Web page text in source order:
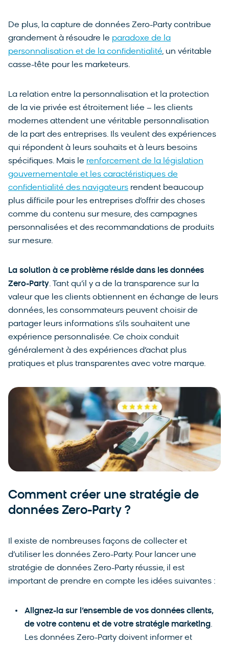
De plus, la capture de données Zero-Party contribue
grandement à résoudre le paradoxe de la
personnalisation et de la confidentialité, un véritable
casse-tête pour les marketeurs.
La relation entre la personnalisation et la protection
de la vie privée est étroitement liée – les clients
modernes attendent une véritable personnalisation
de la part des entreprises. Ils veulent des expériences
qui répondent à leurs souhaits et à leurs besoins
spécifiques. Mais le renforcement de la législation
gouvernementale et les caractéristiques de
confidentialité des navigateurs rendent beaucoup
plus difficile pour les entreprises d’offrir des choses
comme du contenu sur mesure, des campagnes
personnalisées et des recommandations de produits
sur mesure.
La solution à ce problème réside dans les données
Zero-Party. Tant qu’il y a de la transparence sur la
valeur que les clients obtiennent en échange de leurs
données, les consommateurs peuvent choisir de
partager leurs informations s’ils souhaitent une
expérience personnalisée. Ce choix conduit
généralement à des expériences d’achat plus
pratiques et plus transparentes avec votre marque.
Comment créer une stratégie de
données Zero-Party ?
Il existe de nombreuses façons de collecter et
d’utiliser les données Zero-Party. Pour lancer une
stratégie de données Zero-Party réussie, il est
important de prendre en compte les idées suivantes :
Alignez-la sur l’ensemble de vos données clients,
de votre contenu et de votre stratégie marketing.
Les données Zero-Party doivent informer et